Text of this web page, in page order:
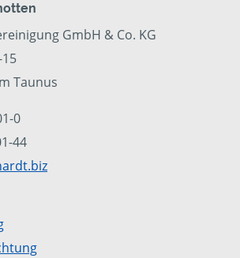
GmbH & Co. KG
Taunus
0
44